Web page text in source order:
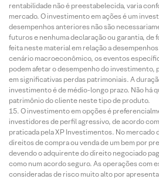
rentabilidade não é preestabelecida, varia
mercado. O investimento em ações é um
desempenhos anteriores não são
futuros e nenhuma declaração ou garantia, de
feita neste material em relação a
cenário macroeconômico, os eventos
podem afetar o desempenho do investimento,
em significativas perdas patrimoniais. A
investimento é de médio-longo prazo. Não há
patrimônio do cliente neste tipo de produto.
O investimento em opções é
investidores de perfil agressivo, de acordo
praticada pela XP Investimentos. No mercado
direitos de compra ou venda de um bem por
devendo o adquirente do direito negociado
como num acordo seguro. As operações com
consideradas de risco muito alto por